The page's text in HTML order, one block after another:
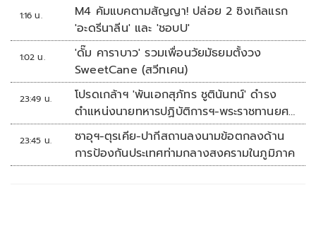
1:16 น.
M4 คัมแบคตามสัญญา! ปล่อย 2 ซิงเกิลแรก
'อะดรีนาลีน' และ 'ชอบU'
1:02 น.
'ดั๊ม คาราบาว' รวมเพื่อนวัยมัธยมตั้งวง
SweetCane (สวีทเคน)
23:49 น.
โปรดเกล้าฯ 'พันเอกสุภัทร ชูตินันทน์' ดำรง
ตำแหน่งนายทหารปฏิบัติการฯ-พระราชทานยศ
'พลตรี'
23:45 น.
ซาอุฯ-ตุรเคีย-ปากีสถานลงนามข้อตกลงด้าน
การป้องกันประเทศท่ามกลางสงครามในภูมิภาค